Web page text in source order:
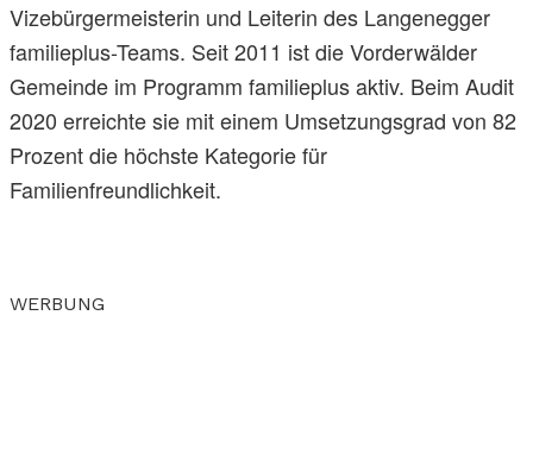
Vizebürgermeisterin und Leiterin des Langenegger
familieplus-Teams. Seit 2011 ist die Vorderwälder
Gemeinde im Programm familieplus aktiv. Beim Audit
2020 erreichte sie mit einem Umsetzungsgrad von 82
Prozent die höchste Kategorie für
Familienfreundlichkeit.
WERBUNG